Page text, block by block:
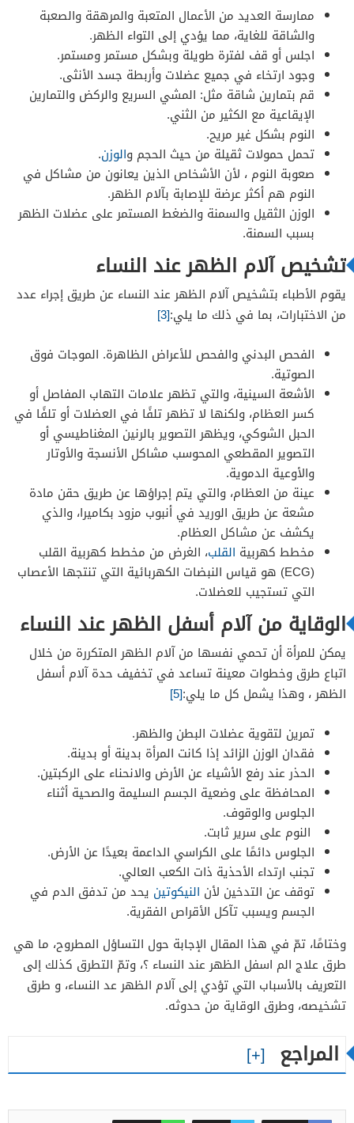
ممارسة العديد من الأعمال المتعبة والمرهقة والصعبة
والشاقة للغاية، مما يؤدي إلى التواء الظهر.
اجلس أو قف لفترة طويلة وبشكل مستمر ومستمر.
وجود ارتخاء في جميع عضلات وأربطة جسد الأنثى.
قم بتمارين شاقة مثل: المشي السريع والركض والتمارين
الإيقاعية مع الكثير من الثني.
النوم بشكل غير مريح.
تحمل حمولات ثقيلة من حيث الحجم والوزن.
صعوبة النوم ، لأن الأشخاص الذين يعانون من مشاكل في
النوم هم أكثر عرضة للإصابة بآلام الظهر.
الوزن الثقيل والسمنة والضغط المستمر على عضلات الظهر
بسبب السمنة.
تشخيص آلام الظهر عند النساء
يقوم الأطباء بتشخيص آلام الظهر عند النساء عن طريق إجراء عدد
من الاختبارات، بما في ذلك ما يلي:[3]
الفحص البدني والفحص للأعراض الظاهرة. الموجات فوق
الصوتية.
الأشعة السينية، والتي تظهر علامات التهاب المفاصل أو
كسر العظام، ولكنها لا تظهر تلفًا في العضلات أو تلفًا في
الحبل الشوكي، ويظهر التصوير بالرنين المغناطيسي أو
التصوير المقطعي المحوسب مشاكل الأنسجة والأوتار
والأوعية الدموية.
عينة من العظام، والتي يتم إجراؤها عن طريق حقن مادة
مشعة عن طريق الوريد في أنبوب مزود بكاميرا، والذي
يكشف عن مشاكل العظام.
مخطط كهربية القلب، الغرض من مخطط كهربية القلب
(ECG) هو قياس النبضات الكهربائية التي تنتجها الأعصاب
التي تستجيب للعضلات.
الوقاية من آلام أسفل الظهر عند النساء
يمكن للمرأة أن تحمي نفسها من آلام الظهر المتكررة من خلال
اتباع طرق وخطوات معينة تساعد في تخفيف حدة آلام أسفل
الظهر ، وهذا يشمل كل ما يلي:[5]
تمرين لتقوية عضلات البطن والظهر.
فقدان الوزن الزائد إذا كانت المرأة بدينة أو بدينة.
الحذر عند رفع الأشياء عن الأرض والانحناء على الركبتين.
المحافظة على وضعية الجسم السليمة والصحية أثناء
الجلوس والوقوف.
النوم على سرير ثابت.
الجلوس دائمًا على الكراسي الداعمة بعيدًا عن الأرض.
تجنب ارتداء الأحذية ذات الكعب العالي.
توقف عن التدخين لأن النيكوتين يحد من تدفق الدم في
الجسم ويسبب تآكل الأقراص الفقرية.
وختامًا، تمّ في هذا المقال الإجابة حول التساؤل المطروح، ما هي
طرق علاج الم اسفل الظهر عند النساء ؟، وتمّ التطرق كذلك إلى
التعريف بالأسباب التي تؤدي إلى آلام الظهر عد النساء، و طرق
تشخيصه، وطرق الوقاية من حدوثه.
المراجع